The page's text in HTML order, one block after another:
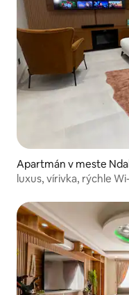
Apartmán v meste
luxus, vírivka, rýchle